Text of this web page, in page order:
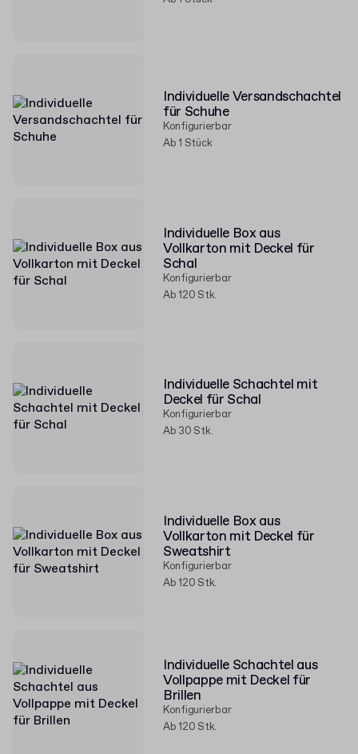
Individuelle Versandschachtel
für Schuhe
Konfigurierbar
Ab 1 Stück
Individuelle Box aus
Vollkarton mit Deckel für
Schal
Konfigurierbar
Ab 120 Stk.
Individuelle Schachtel mit
Deckel für Schal
Konfigurierbar
Ab 30 Stk.
Individuelle Box aus
Vollkarton mit Deckel für
Sweatshirt
Konfigurierbar
Ab 120 Stk.
Individuelle Schachtel aus
Vollpappe mit Deckel für
Brillen
Konfigurierbar
Ab 120 Stk.